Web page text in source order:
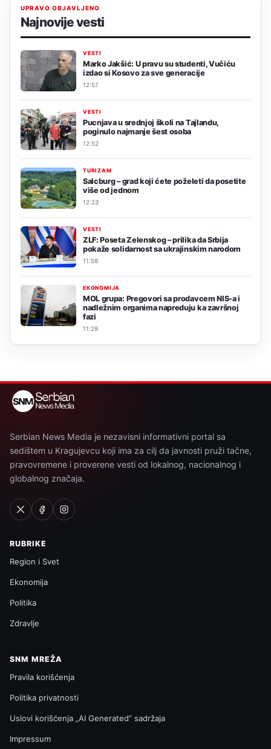
UPRAVO OBJAVLJENO
Najnovije vesti
VESTI
Marko Jakšić: U pravu su studenti, Vučiću
izdao si Kosovo za sve generacije
12:57
VESTI
Pucnjava u srednjoj školi na Tajlandu,
poginulo najmanje šest osoba
12:52
TURIZAM
Salcburg – grad koji ćete poželeti da posetite
više od jednom
12:23
VESTI
ZLF: Poseta Zelenskog – prilika da Srbija
pokaže solidarnost sa ukrajinskim narodom
11:59
EKONOMIJA
MOL grupa: Pregovori sa prodavcem NIS-a i
nadležnim organima napreduju ka završnoj
fazi
11:29
Serbian News Media je nezavisni informativni portal sa
sedištem u Kragujevcu koji ima za cilj da javnosti pruži tačne,
pravovremene i proverene vesti od lokalnog, nacionalnog i
globalnog značaja.
RUBRIKE
Region i Svet
Ekonomija
Politika
Zdravlje
SNM MREŽA
Pravila korišćenja
Politika privatnosti
Uslovi korišćenja „AI Generated“ sadržaja
Impressum